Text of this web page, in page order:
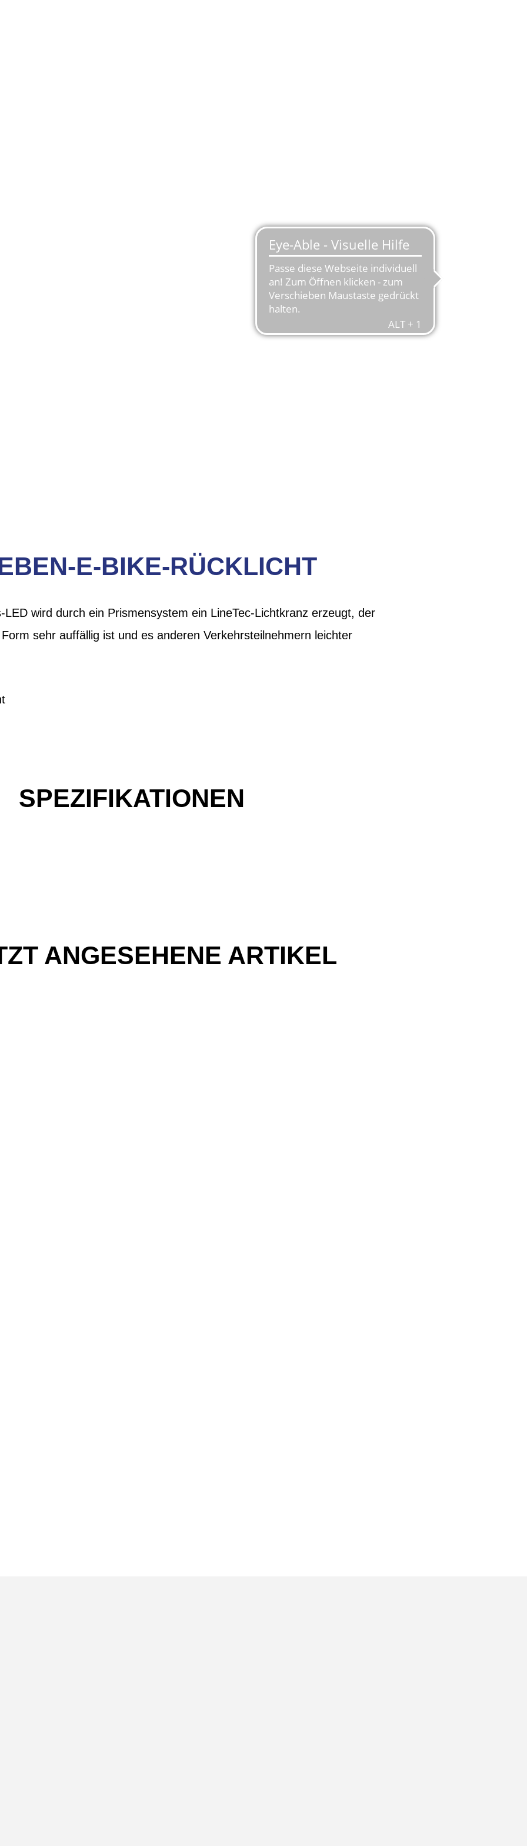
E-BIKE-RÜCKLICHT
LED wird durch ein Prismensystem ein LineTec-Lichtkranz erzeugt, der
Form sehr auffällig ist und es anderen Verkehrsteilnehmern leichter
SPEZIFIKATIONEN
ANGESEHENE ARTIKEL